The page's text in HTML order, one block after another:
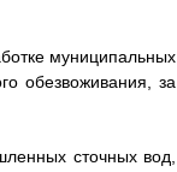
муниципальных
обезвоживания, за
сточных вод,